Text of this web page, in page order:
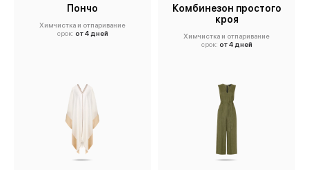
Пончо
Химчистка и отпаривание
срок: от 4 дней
Комбинезон простого
кроя
Химчистка и отпаривание
срок: от 4 дней